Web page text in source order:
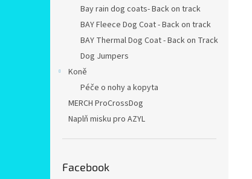
Bay rain dog coats- Back on track
BAY Fleece Dog Coat - Back on track
BAY Thermal Dog Coat - Back on Track
Dog Jumpers
Koně
Péče o nohy a kopyta
MERCH ProCrossDog
Naplň misku pro AZYL
Facebook